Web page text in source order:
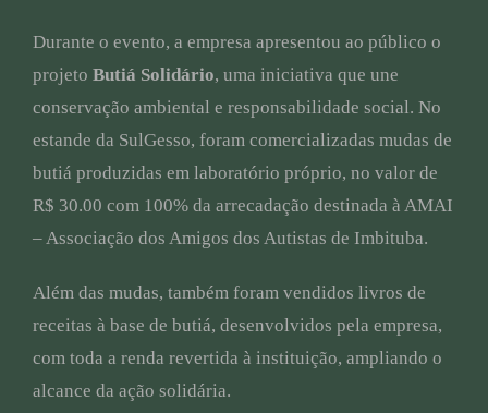
Durante o evento, a empresa apresentou ao público o
projeto Butiá Solidário, uma iniciativa que une
conservação ambiental e responsabilidade social. No
estande da SulGesso, foram comercializadas mudas de
butiá produzidas em laboratório próprio, no valor de
R$ 30.00 com 100% da arrecadação destinada à AMAI
– Associação dos Amigos dos Autistas de Imbituba.
Além das mudas, também foram vendidos livros de
receitas à base de butiá, desenvolvidos pela empresa,
com toda a renda revertida à instituição, ampliando o
alcance da ação solidária.